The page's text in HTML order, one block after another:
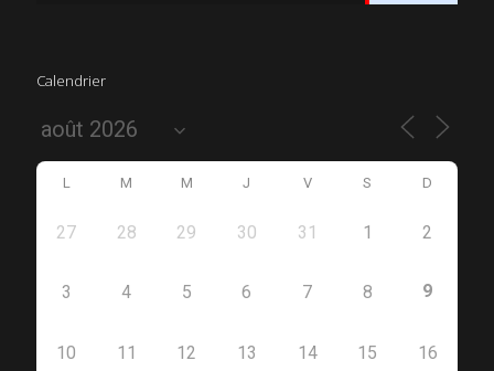
Calendrier
L M M J V S D
27 28 29 30 31 1 2
3 4 5 6 7 8 9
10 11 12 13 14 15 16